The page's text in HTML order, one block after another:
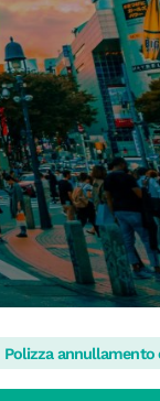
Polizza annullamento